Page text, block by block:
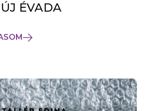
ÉVADA